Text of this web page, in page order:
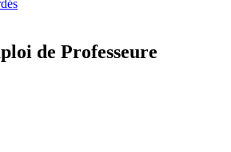
de Professeure